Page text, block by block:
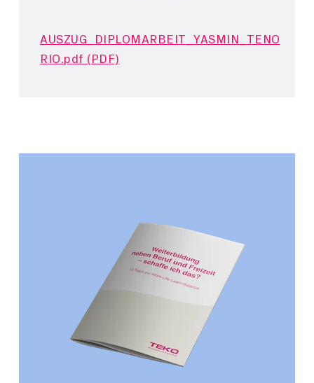
AUSZUG_DIPLOMARBEIT_YASMIN_TENO
RIO.pdf (PDF)